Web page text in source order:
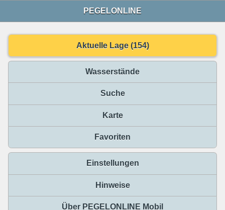
PEGELONLINE
Aktuelle Lage (154)
Wasserstände
Suche
Karte
Favoriten
Einstellungen
Hinweise
Über PEGELONLINE Mobil